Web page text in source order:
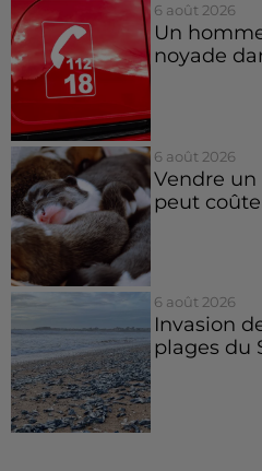
6 août 2026
Un
noyade
6 août 2026
Vendre
peut
6 août 2026
Invasion
plages du